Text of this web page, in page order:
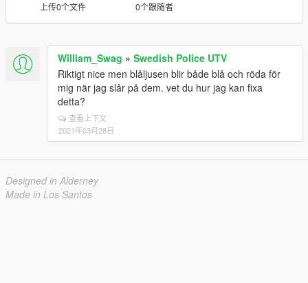
上传0个文件 0个跟随者
William_Swag » Swedish Police UTV
Riktigt nice men blåljusen blir både blå och röda för
mig när jag slår på dem. vet du hur jag kan fixa
detta?
查看上下文
2021年03月28日
Designed in Alderney
Made in Los Santos